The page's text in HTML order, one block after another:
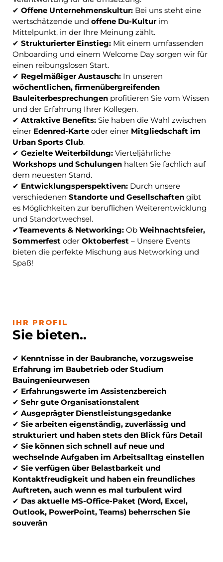
✔ Offene Unternehmenskultur: Bei uns steht eine
wertschätzende und offene Du-Kulturim
Mittelpunkt, in der Ihre Meinung zählt.
✔ Strukturierter Einstieg: Mit einem umfassenden
Onboarding und einem Welcome Day sorgen wir für
einen reibungslosen Start.
✔ Regelmäßiger Austausch: In unseren
wöchentlichen, firmenübergreifenden
Bauleiterbesprechungen profitieren Sie vom Wissen
und der Erfahrung Ihrer Kollegen.
✔ Attraktive Benefits: Sie haben die Wahl zwischen
einer Edenred-Karte oder einer Mitgliedschaft im
Urban Sports Club.
✔ Gezielte Weiterbildung: Vierteljährliche
Workshops und Schulungen halten Sie fachlich auf
dem neuesten Stand.
✔ Entwicklungsperspektiven: Durch unsere
verschiedenen Standorte und Gesellschaften gibt
es Möglichkeiten zur beruflichen Weiterentwicklung
und Standortwechsel.
✔Teamevents & Networking: Ob Weihnachtsfeier,
Sommerfest oder Oktoberfest – Unsere Events
bieten die perfekte Mischung aus Networking und
Spaß!
IHR PROFIL
Sie bieten..
✔ Kenntnisse in der Baubranche, vorzugsweise
Erfahrung im Baubetrieb oder Studium
Bauingenieurwesen
✔ Erfahrungswerte im Assistenzbereich
✔ Sehr gute Organisationstalent
✔ Ausgeprägter Dienstleistungsgedanke
✔ Sie arbeiten eigenständig, zuverlässig und
strukturiert und haben stets den Blick fürs Detail
✔ Sie können sich schnell auf neue und
wechselnde Aufgaben im Arbeitsalltag einstellen
✔ Sie verfügen über Belastbarkeit und
Kontaktfreudigkeit und haben ein freundliches
Auftreten, auch wenn es mal turbulent wird
✔ Das aktuelle MS-Office-Paket (Word, Excel,
Outlook, PowerPoint, Teams) beherrschen Sie
souverän